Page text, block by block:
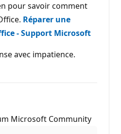
pour savoir comment
Réparer une
- Support Microsoft
avec impatience.
Microsoft Community